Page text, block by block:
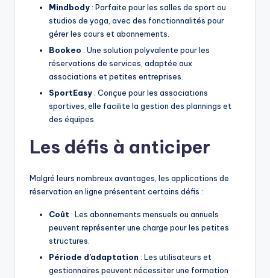
Mindbody : Parfaite pour les salles de sport ou
studios de yoga, avec des fonctionnalités pour
gérer les cours et abonnements.
Bookeo : Une solution polyvalente pour les
réservations de services, adaptée aux
associations et petites entreprises.
SportEasy : Conçue pour les associations
sportives, elle facilite la gestion des plannings et
des équipes.
Les défis à anticiper
Malgré leurs nombreux avantages, les applications de
réservation en ligne présentent certains défis :
Coût : Les abonnements mensuels ou annuels
peuvent représenter une charge pour les petites
structures.
Période d’adaptation : Les utilisateurs et
gestionnaires peuvent nécessiter une formation